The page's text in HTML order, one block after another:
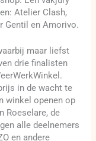
Atelier Clash,
Gentil en Amorivo.
maar liefst
drie finalisten
in de wacht te
winkel openen op
Roeselare, de
alle deelnemers
en andere